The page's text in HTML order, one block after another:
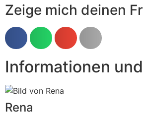
Zeige mich deinen
Informationen
Rena